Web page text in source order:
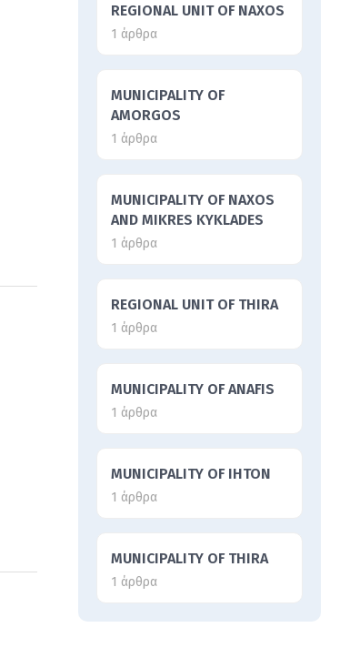
REGIONAL UNIT OF NAXOS
1 άρθρα
MUNICIPALITY OF
AMORGOS
1 άρθρα
MUNICIPALITY OF NAXOS
AND MIKRES KYKLADES
1 άρθρα
REGIONAL UNIT OF THIRA
1 άρθρα
MUNICIPALITY OF ANAFIS
1 άρθρα
MUNICIPALITY OF IHTON
1 άρθρα
MUNICIPALITY OF THIRA
1 άρθρα